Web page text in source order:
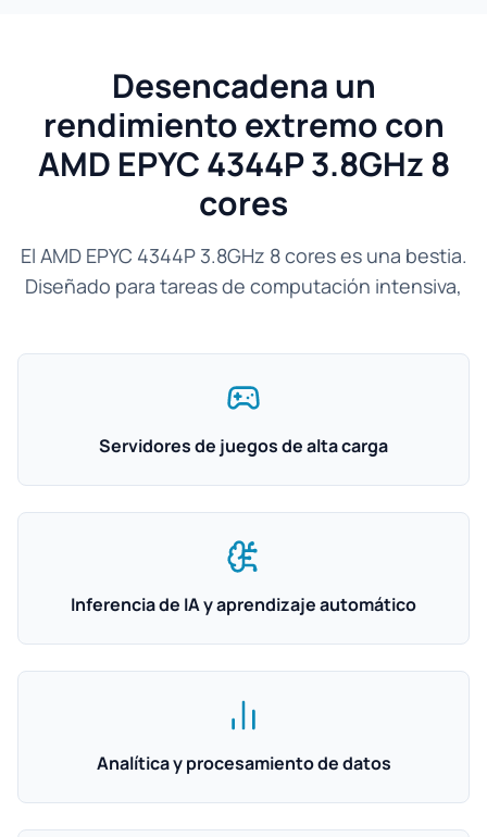
Desencadena un
rendimiento extremo con
AMD EPYC 4344P 3.8GHz 8
cores
El AMD EPYC 4344P 3.8GHz 8 cores es una bestia.
Diseñado para tareas de computación intensiva,
Servidores de juegos de alta carga
Inferencia de IA y aprendizaje automático
Analítica y procesamiento de datos